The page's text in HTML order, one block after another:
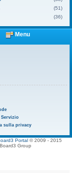
(51)
(36)
Menu
sulla privacy
Portal © 2009 - 2015
Board3 Group